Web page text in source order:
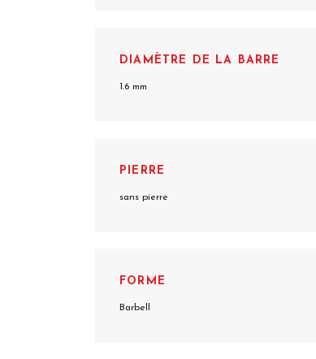
DIAMÈTRE DE LA BARRE
1.6 mm
PIERRE
sans pierre
FORME
Barbell